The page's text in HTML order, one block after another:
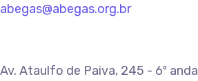
abegas@abegas.org.br
Av. Ataulfo de Paiva, 245 - 6º